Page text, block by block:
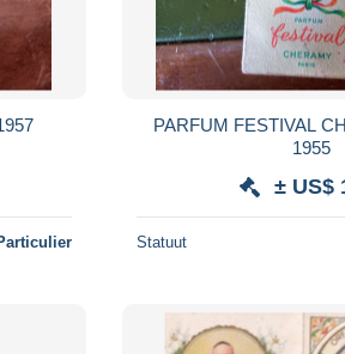
PARFUM FESTIVAL
1955
± US$
Statuut